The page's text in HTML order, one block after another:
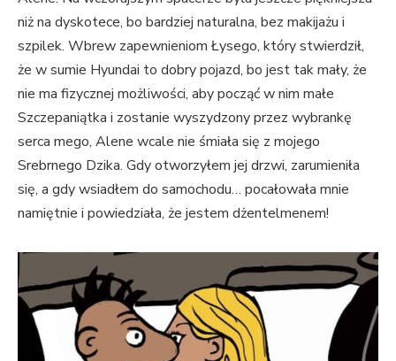
niż na dyskotece, bo bardziej naturalna, bez makijażu i
szpilek. Wbrew zapewnieniom Łysego, który stwierdził,
że w sumie Hyundai to dobry pojazd, bo jest tak mały, że
nie ma fizycznej możliwości, aby począć w nim małe
Szczepaniątka i zostanie wyszydzony przez wybrankę
serca mego, Alene wcale nie śmiała się z mojego
Srebrnego Dzika. Gdy otworzyłem jej drzwi, zarumieniła
się, a gdy wsiadłem do samochodu… pocałowała mnie
namiętnie i powiedziała, że jestem dżentelmenem!